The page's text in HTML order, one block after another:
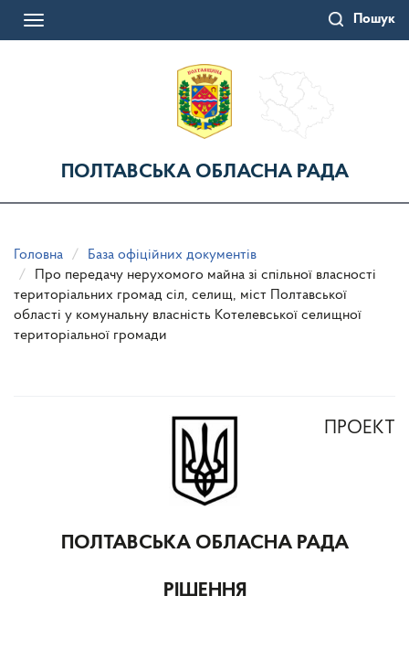
Пошук
Toggle
ПОЛТАВСЬКА ОБЛАСНА РАДА
Головна
База офіційних документів
Про передачу нерухомого майна зі спільної власності
територіальних громад сіл, селищ, міст Полтавської
області у комунальну власність Котелевської селищної
територіальної громади
ПРОЕКТ
ПОЛТАВСЬКА ОБЛАСНА РАДА
РІШЕННЯ